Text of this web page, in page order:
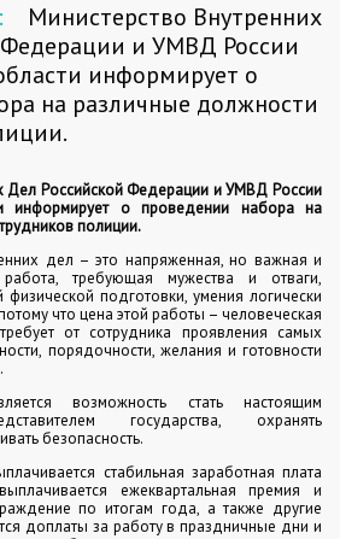
Министерство Внутренних
и УМВД России
информирует о
на различные должности
Дел Российской Федерации иУМВД России
информирует о проведении набора на
полиции.
дел – это напряженная, но важная и
требующая мужества и отваги,
подготовки, умения логически
что цена этой работы – человеческая
от сотрудника проявления самых
порядочности, желания и готовности
возможность стать настоящим
государства, охранять
безопасность.
стабильная заработная плата
ежеквартальная премия и
по итогам года, а также другие
доплаты за работу в праздничные дни и